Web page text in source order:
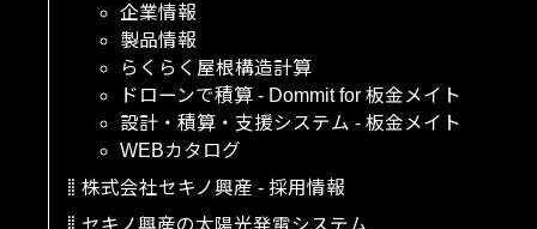
企業情報
製品情報
らくらく屋根構造計算
ドローンで積算 - Dommit for 板金メイト
設計・積算・支援システム - 板金メイト
WEBカタログ
株式会社セキノ興産 - 採用情報
セキノ興産の太陽光発電システム